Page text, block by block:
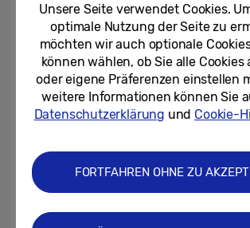
Sonderedition ist aus Metall
Disney100-Signature-Farbe
einem eleganten Platinsilber. Die
Fernbedienung bietet Fans eine
Anspielung auf die wohl
Disney-Figur Mickey Mouse.
Lieblingscharaktere, -Filme und -
eintauchen, denn in der The
Sonderedition sind insgesamt
Unsere Seite verwendet Cookies.
optimale Nutzung der Seite zu
möchten wir auch optionale
können wählen, ob Sie alle Cookies
oder eigene Präferenzen einstellen
weitere Informationen können Sie
Datenschutzerklärung und Cookie-
FORTFAHREN OHNE ZU